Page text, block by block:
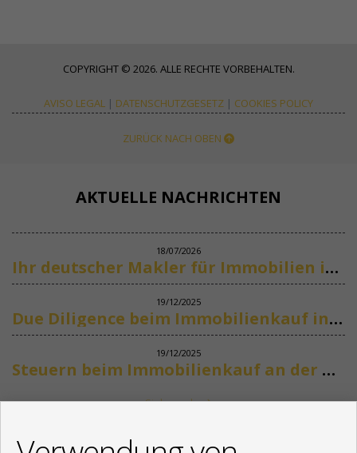
COPYRIGHT © 2026. ALLE RECHTE VORBEHALTEN.
AVISO LEGAL | DATENSCHUTZGESETZ | COOKIES POLICY
ZURÜCK NACH OBEN
AKTUELLE NACHRICHTEN
18/07/2026
Ihr deutscher Makler für Immobilien in Marbella
19/12/2025
Due Diligence beim Immobilienkauf in Spanien
19/12/2025
Steuern beim Immobilienkauf an der Costa del Sol
Siehe mehr